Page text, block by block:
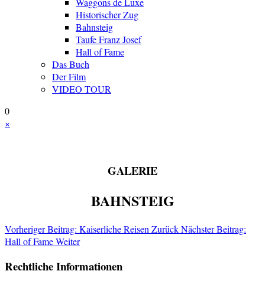
Historischer Zug
Bahnsteig
Taufe Franz Josef
Hall of Fame
Das Buch
Der Film
VIDEO TOUR
0
×
GALERIE
BAHNSTEIG
Vorheriger Beitrag: Kaiserliche Reisen ZurückNächster Beitrag:
Hall of FameWeiter
Rechtliche Informationen